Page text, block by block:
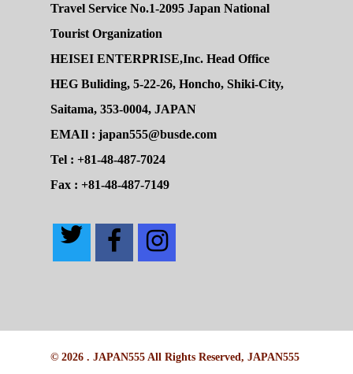
Travel Service No.1-2095 Japan National
Tourist Organization
HEISEI ENTERPRISE,Inc. Head Office
HEG Buliding, 5-22-26, Honcho, Shiki-City,
Saitama, 353-0004, JAPAN
EMAIl : japan555@busde.com
Tel : +81-48-487-7024
Fax : +81-48-487-7149
© 2026 . JAPAN555 All Rights Reserved, JAPAN555